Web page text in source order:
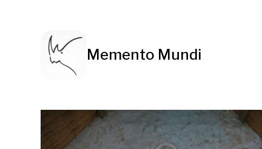
Memento Mundi